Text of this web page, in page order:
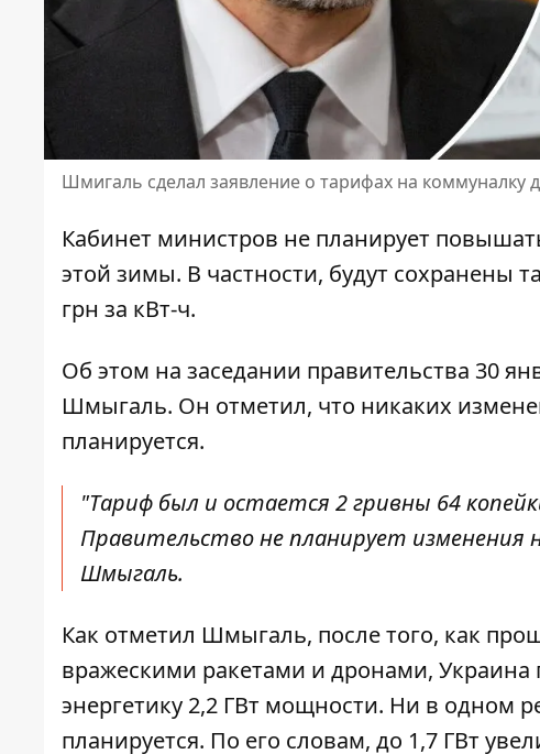
Шмигаль сделал заявление о тарифах на коммуналку
Кабинет министров не планирует
этой зимы. В частности, будут сохранены
грн за кВт-ч.
Об этом на заседании правительства 30
Шмыгаль. Он отметил, что никаких
планируется.
"Тариф был и остается 2 гривны 64
Правительство не планирует изменения
Шмыгаль.
Как отметил Шмыгаль, после того, как
вражескими ракетами и дронами,
энергетику 2,2 ГВт мощности. Ни в одном
планируется. По его словам, до 1,7 ГВт